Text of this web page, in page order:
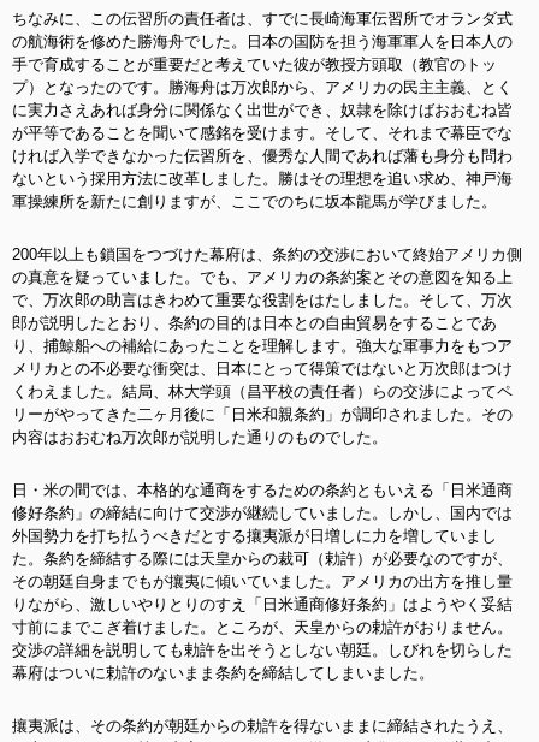
ちなみに、この伝習所の責任者は、すでに長崎海軍伝習所でオランダ式
の航海術を修めた勝海舟でした。日本の国防を担う海軍軍人を日本人の
手で育成することが重要だと考えていた彼が教授方頭取（教官のトッ
プ）となったのです。 勝海舟は万次郎から、アメリカの民主主義、とく
に実力さえあれば身分に関係なく出世ができ、奴隷を除けばおおむね皆
が平等であることを聞いて感銘を受けます。そして、それまで幕臣でな
ければ入学できなかった伝習所を、優秀な人間であれば藩も身分も問わ
ないという採用方法に改革しました。勝はその理想を追い求め、神戸海
軍操練所を新たに創りますが、ここでのちに坂本龍馬が学びました。
200年以上も鎖国をつづけた幕府は、条約の交渉において終始アメリカ側
の真意を疑っていました。でも、アメリカの条約案とその意図を知る上
で、万次郎の助言はきわめて重要な役割をはたしました。そして、万次
郎が説明したとおり、条約の目的は日本との自由貿易をすることであ
り、捕鯨船への補給にあったことを理解します。強大な軍事力をもつア
メリカとの不必要な衝突は、日本にとって得策ではないと万次郎はつけ
くわえました。結局、林大学頭（昌平校の責任者）らの交渉によってペ
リーがやってきた二ヶ月後に「日米和親条約」が調印されました。その
内容はおおむね万次郎が説明した通りのものでした。
日・米の間では、本格的な通商をするための条約ともいえる「日米通商
修好条約」の締結に向けて交渉が継続していました。しかし、国内では
外国勢力を打ち払うべきだとする攘夷派が日増しに力を増していまし
た。条約を締結する際には天皇からの裁可（勅許）が必要なのですが、
その朝廷自身までもが攘夷に傾いていました。 アメリカの出方を推し量
りながら、激しいやりとりのすえ「日米通商修好条約」はようやく妥結
寸前にまでこぎ着けました。ところが、天皇からの勅許がおりません。
交渉の詳細を説明しても勅許を出そうとしない朝廷。しびれを切らした
幕府はついに勅許のないまま条約を締結してしまいました。
攘夷派は、その条約が朝廷からの勅許を得ないままに締結されたうえ、